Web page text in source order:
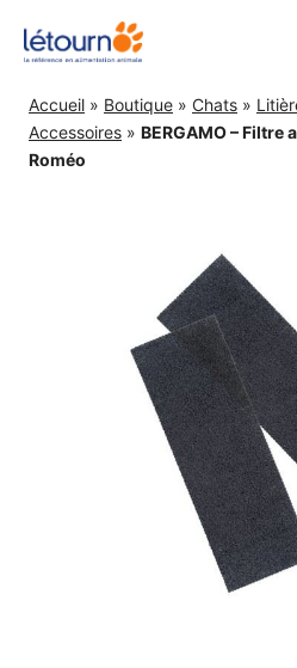
Accueil » Boutique » Chats »
Accessoires » BERGAMO –
Roméo